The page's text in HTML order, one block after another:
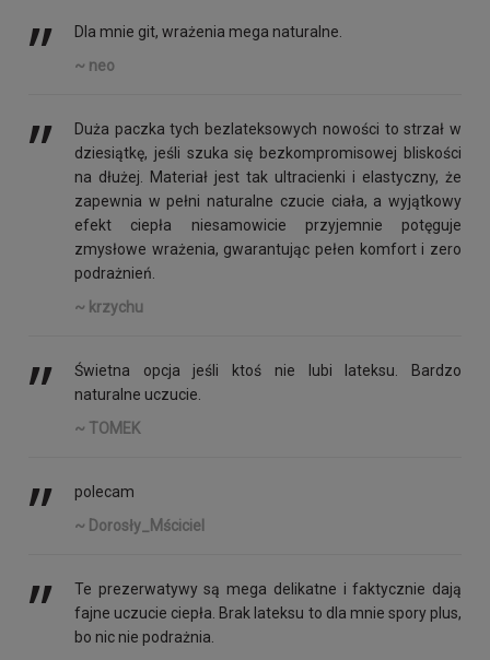
’’
Dla mnie git, wrażenia mega naturalne.
~ neo
’’
Duża paczka tych bezlateksowych nowości to strzał w
dziesiątkę, jeśli szuka się bezkompromisowej bliskości
na dłużej. Materiał jest tak ultracienki i elastyczny, że
zapewnia w pełni naturalne czucie ciała, a wyjątkowy
efekt ciepła niesamowicie przyjemnie potęguje
zmysłowe wrażenia, gwarantując pełen komfort i zero
podrażnień.
~ krzychu
’’
Świetna opcja jeśli ktoś nie lubi lateksu. Bardzo
naturalne uczucie.
~ TOMEK
’’
polecam
~ Dorosły_Mściciel
’’
Te prezerwatywy są mega delikatne i faktycznie dają
fajne uczucie ciepła. Brak lateksu to dla mnie spory plus,
bo nic nie podrażnia.